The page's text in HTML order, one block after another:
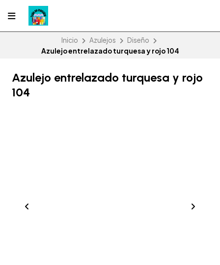
Inicio Azulejos
Diseño
Azulejo entrelazado turquesa y rojo 104
Azulejo entrelazado turquesa y rojo
104